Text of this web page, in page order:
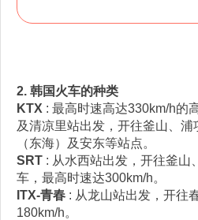
2. 韩国火车的种类
KTX : 最高时速高达330km/h的
及清凉里站出发，开往釜山、
（东海）及安东等站点。
SRT : 从水西站出发，开往釜山
车，最高时速达300km/h。
ITX-青春 : 从龙山站出发，开往
180km/h。